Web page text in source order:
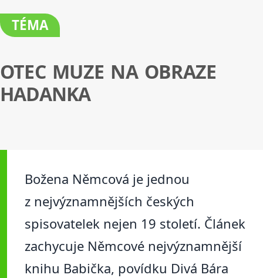
TÉMA
OTEC MUZE NA OBRAZE
HADANKA
Božena Němcová je jednou
z nejvýznamnějších českých
spisovatelek nejen 19 století. Článek
zachycuje Němcové nejvýznamnější
knihu Babička, povídku Divá Bára